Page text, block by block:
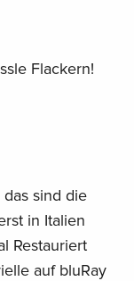
Flackern!
sind die
in Italien
Restauriert
auf bluRay